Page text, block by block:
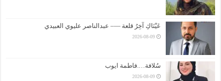
عَيْنَاكِ آخِرُ قلعة —– عبدالناصر عليوي العبيدي
2026-08-09
سُلافة….فاطمة ايوب
2026-08-09